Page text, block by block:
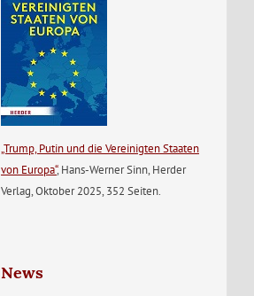
„Trump, Putin und die Vereinigten Staaten
von Europa“, Hans-Werner Sinn, Herder
Verlag, Oktober 2025, 352 Seiten.
News